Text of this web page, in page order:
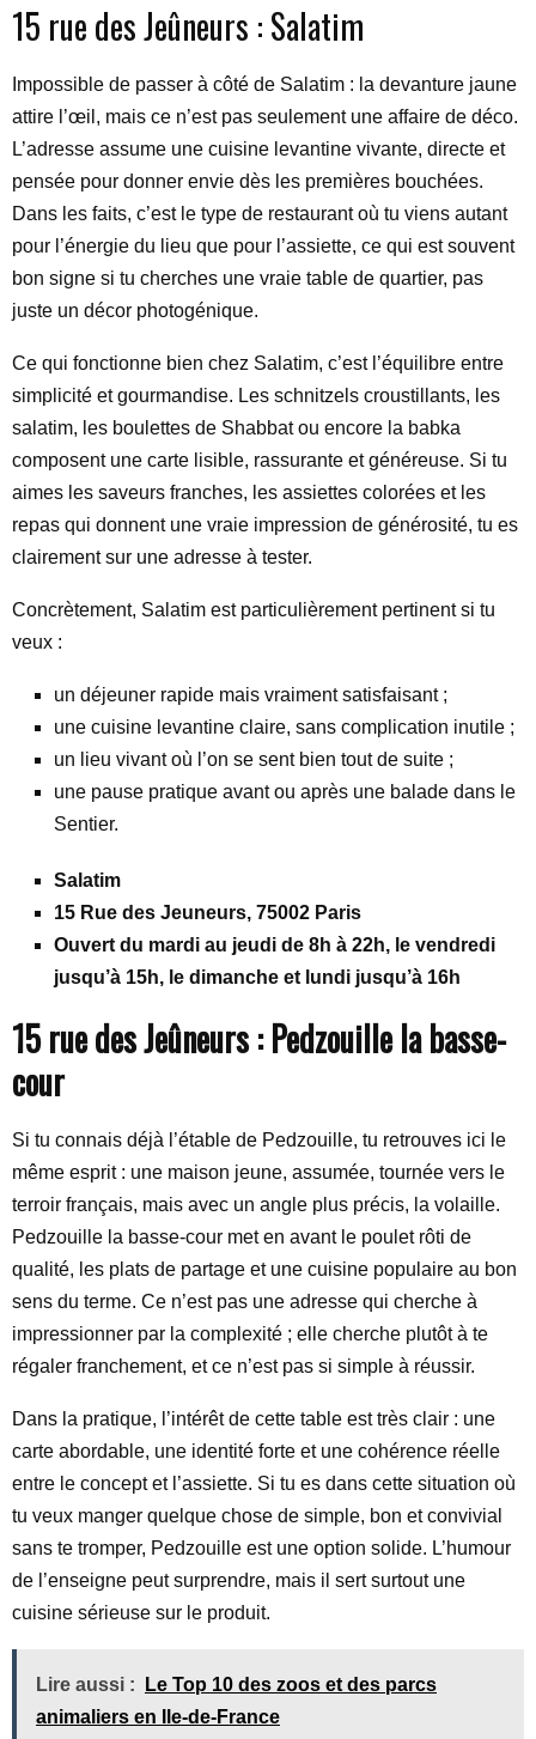
15 rue des Jeûneurs : Salatim
Impossible de passer à côté de Salatim : la devanture jaune
attire l’œil, mais ce n’est pas seulement une affaire de déco.
L’adresse assume une cuisine levantine vivante, directe et
pensée pour donner envie dès les premières bouchées.
Dans les faits, c’est le type de restaurant où tu viens autant
pour l’énergie du lieu que pour l’assiette, ce qui est souvent
bon signe si tu cherches une vraie table de quartier, pas
juste un décor photogénique.
Ce qui fonctionne bien chez Salatim, c’est l’équilibre entre
simplicité et gourmandise. Les schnitzels croustillants, les
salatim, les boulettes de Shabbat ou encore la babka
composent une carte lisible, rassurante et généreuse. Si tu
aimes les saveurs franches, les assiettes colorées et les
repas qui donnent une vraie impression de générosité, tu es
clairement sur une adresse à tester.
Concrètement, Salatim est particulièrement pertinent si tu
veux :
un déjeuner rapide mais vraiment satisfaisant ;
une cuisine levantine claire, sans complication inutile ;
un lieu vivant où l’on se sent bien tout de suite ;
une pause pratique avant ou après une balade dans le
Sentier.
Salatim
15 Rue des Jeuneurs, 75002 Paris
Ouvert du mardi au jeudi de 8h à 22h, le vendredi
jusqu’à 15h, le dimanche et lundi jusqu’à 16h
15 rue des Jeûneurs : Pedzouille la basse-
cour
Si tu connais déjà l’étable de Pedzouille, tu retrouves ici le
même esprit : une maison jeune, assumée, tournée vers le
terroir français, mais avec un angle plus précis, la volaille.
Pedzouille la basse-cour met en avant le poulet rôti de
qualité, les plats de partage et une cuisine populaire au bon
sens du terme. Ce n’est pas une adresse qui cherche à
impressionner par la complexité ; elle cherche plutôt à te
régaler franchement, et ce n’est pas si simple à réussir.
Dans la pratique, l’intérêt de cette table est très clair : une
carte abordable, une identité forte et une cohérence réelle
entre le concept et l’assiette. Si tu es dans cette situation où
tu veux manger quelque chose de simple, bon et convivial
sans te tromper, Pedzouille est une option solide. L’humour
de l’enseigne peut surprendre, mais il sert surtout une
cuisine sérieuse sur le produit.
Lire aussi :
Le Top 10 des zoos et des parcs
animaliers en Ile-de-France